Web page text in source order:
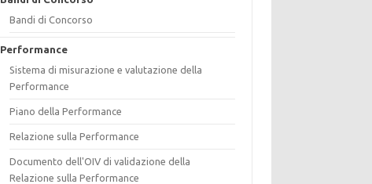
Bandi di Concorso
Performance
Sistema di misurazione e valutazione della
Performance
Piano della Performance
Relazione sulla Performance
Documento dell'OIV di validazione della
Relazione sulla Performance